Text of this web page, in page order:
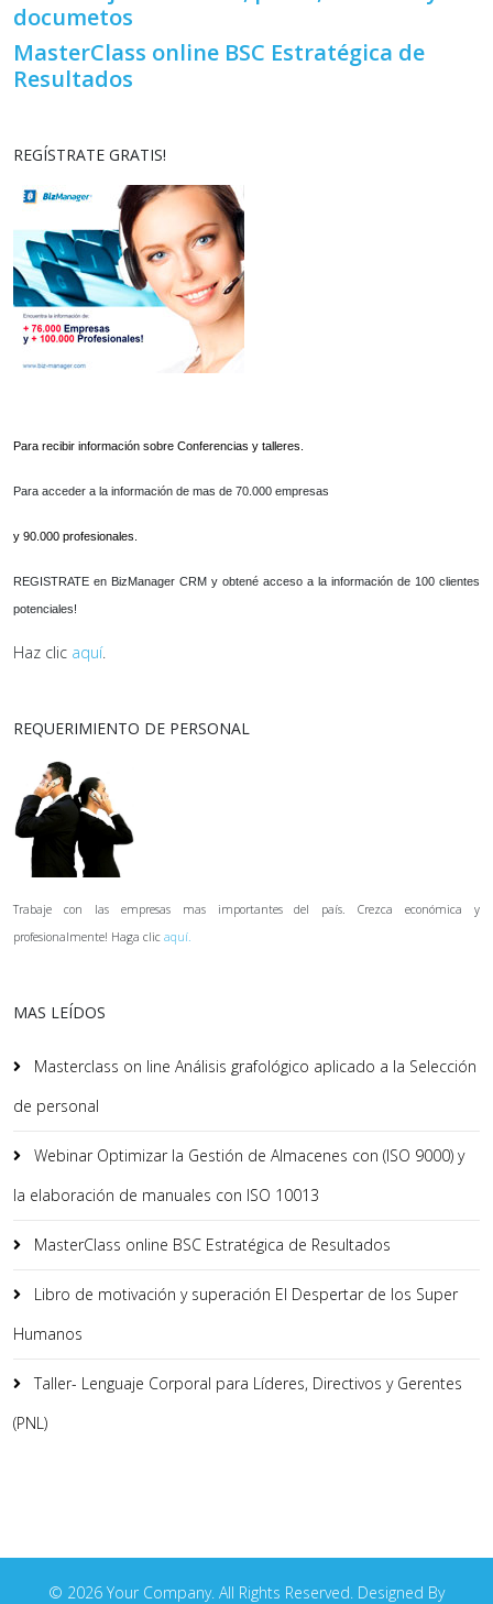
documetos
MasterClass online BSC Estratégica de
Resultados
REGÍSTRATE GRATIS!
Para recibir información sobre Conferencias y talleres.
Para acceder a la información de mas de 70.000 empresas
y 90.000 profesionales.
REGISTRATE en BizManager CRM y obtené acceso a la información de 100 clientes
potenciales!
Haz clic aquí.
REQUERIMIENTO DE PERSONAL
Trabaje con las empresas mas importantes del país. Crezca económica y
profesionalmente! Haga clic aquí.
MAS LEÍDOS
Masterclass on line Análisis grafológico aplicado a la Selección
de personal
Webinar Optimizar la Gestión de Almacenes con (ISO 9000) y
la elaboración de manuales con ISO 10013
MasterClass online BSC Estratégica de Resultados
Libro de motivación y superación El Despertar de los Super
Humanos
Taller- Lenguaje Corporal para Líderes, Directivos y Gerentes
(PNL)
© 2026 Your Company. All Rights Reserved. Designed By